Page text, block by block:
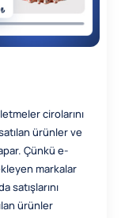
cirolarını
ürünler ve
Çünkü e-
markalar
satışlarını
ürünler